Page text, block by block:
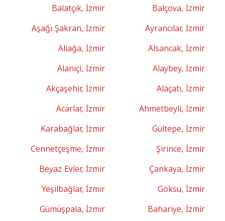
Balçova, İzmir
Balatçık, İzmir
Ayrancılar, İzmir
Aşağı Şakran, İzmir
Alsancak, İzmir
Aliağa, İzmir
Alaybey, İzmir
Alaniçi, İzmir
Alaçatı, İzmir
Akçaşehir, İzmir
Ahmetbeyli, İzmir
Acarlar, İzmir
Gültepe, İzmir
Karabağlar, İzmir
Şirince, İzmir
Cennetçeşme, İzmir
Çankaya, İzmir
Beyaz Evler, İzmir
Göksu, İzmir
Yeşilbağlar, İzmir
Bahariye, İzmir
Gümüşpala, İzmir